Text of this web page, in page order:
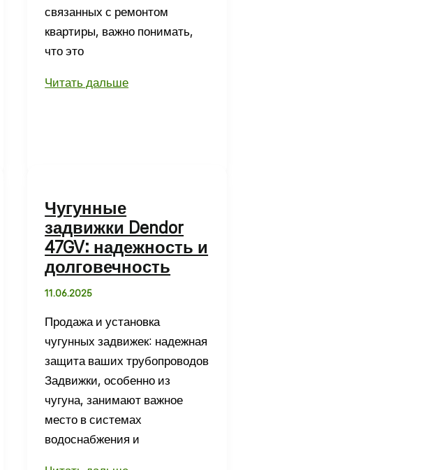
связанных с ремонтом
квартиры, важно понимать,
что это
дом
надежное
и
экологичное
решение
Читать дальше
Чугунные
задвижки Dendor
47GV: надежность и
долговечность
11.06.2025
Продажа и установка
чугунных задвижек: надежная
защита ваших трубопроводов
Задвижки, особенно из
чугуна, занимают важное
место в системах
водоснабжения и